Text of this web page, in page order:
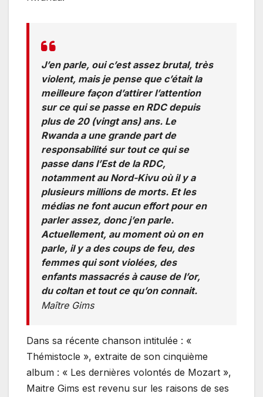
J’en parle, oui c’est assez brutal, très
violent, mais je pense que c’était la
meilleure façon d’attirer l’attention
sur ce qui se passe en RDC depuis
plus de 20 (vingt ans) ans. Le
Rwanda a une grande part de
responsabilité sur tout ce qui se
passe dans l’Est de la RDC,
notamment au Nord-Kivu où il y a
plusieurs millions de morts. Et les
médias ne font aucun effort pour en
parler assez, donc j’en parle.
Actuellement, au moment où on en
parle, il y a des coups de feu, des
femmes qui sont violées, des
enfants massacrés à cause de l’or,
du coltan et tout ce qu’on connait.
Maître Gims
Dans sa récente chanson intitulée : «
Thémistocle », extraite de son cinquième
album : « Les dernières volontés de Mozart »,
Maitre Gims est revenu sur les raisons de ses